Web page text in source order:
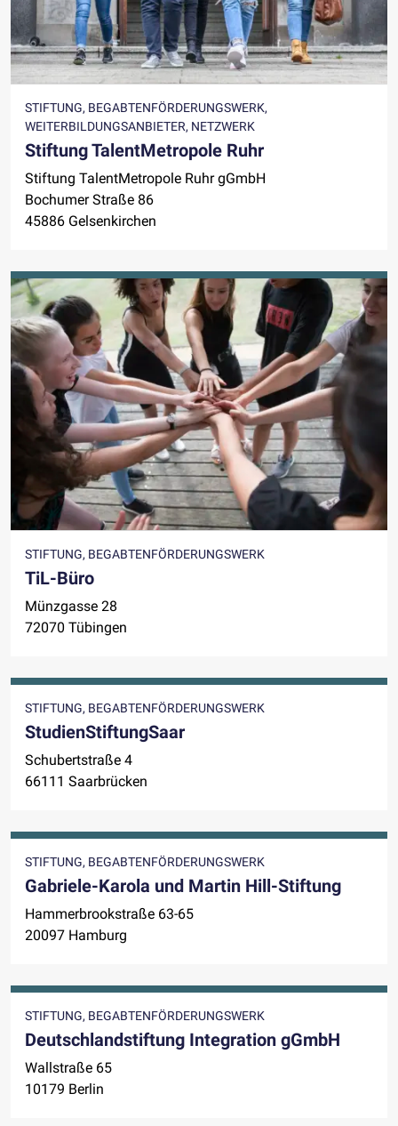
STIFTUNG, BEGABTENFÖRDERUNGSWERK,
WEITERBILDUNGSANBIETER, NETZWERK
Stiftung TalentMetropole Ruhr
Stiftung TalentMetropole Ruhr gGmbH
Bochumer Straße 86
45886 Gelsenkirchen
STIFTUNG, BEGABTENFÖRDERUNGSWERK
TiL-Büro
Münzgasse 28
72070 Tübingen
STIFTUNG, BEGABTENFÖRDERUNGSWERK
StudienStiftungSaar
Schubertstraße 4
66111 Saarbrücken
STIFTUNG, BEGABTENFÖRDERUNGSWERK
Gabriele-Karola und Martin Hill-Stiftung
Hammerbrookstraße 63-65
20097 Hamburg
STIFTUNG, BEGABTENFÖRDERUNGSWERK
Deutschlandstiftung Integration gGmbH
Wallstraße 65
10179 Berlin